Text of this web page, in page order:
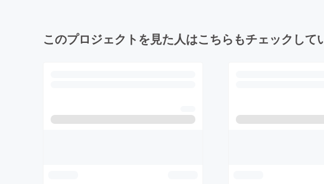
このプロジェクトを見た人はこちらもチェックして